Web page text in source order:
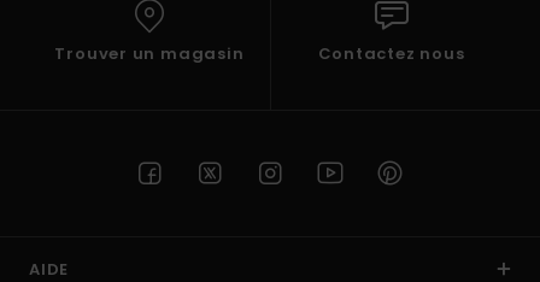
Trouver un magasin Contactez nous
AIDE